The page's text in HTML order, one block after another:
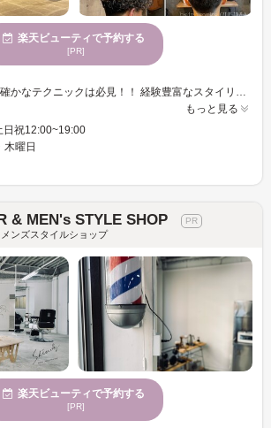
楽天ビューティで予約する
[PR]
こだわり抜いた薬剤×確かなテクニックは必見！！ 経験豊富なスタイリストが似合わせスタイルをご提案♪ カウンセリング～仕上げまでマンツーマンで施術いたします！ 気分に合わせてスタイルチェンジしませんか？お気軽にご来店くださいませ。 ＝＝＝＝＝＝＝＝＝＝＝＝＝＝＝＝＝＝＝＝＝＝＝＝＝＝＝＝＝＝＝＝＝＝＝＝＝＝＝＝＝＝＝＝＝＝＝ CUUMAは阪急十三駅徒歩5分の好立地！！お客様のなりたいイメージをしっかりカウセリングで意思共有し、日常に馴染む最も似合うスタイルをご提案！メンズカットに特化したプロだからこそ確かなカット技術で魅力をもっと引き出します。ビジネススタイルも大得意としています。 お客様がCUUMAにまた行きたくなるサロン作りを目指して日々努力をしております。あなただけの特別な空間（クウマ）。隣の人を気にすることなく、リラックス出来る空間を作っています。お客様のご来店を心よりお待ちしております！誠心誠意真心込めて施術させて頂きます！
もっと見る
日祝12:00~19:00
木曜日
& MEN's STYLE SHOP
ンズスタイルショップ
楽天ビューティで予約する
[PR]